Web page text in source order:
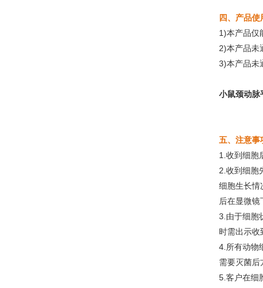
四、产品使
1)本产品仅
2)本产品未
3)本产品未
小鼠颈动脉
五、注意事
1.收到细胞
2.收到细胞
细胞生长情
后在显微
3.由于细胞
时需出示收
4.所有动物
需要灭菌后
5.客户在细